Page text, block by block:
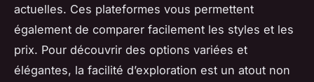
actuelles. Ces plateformes vous permettent
également de comparer facilement les styles et les
prix. Pour découvrir des options variées et
élégantes, la facilité d’exploration est un atout non